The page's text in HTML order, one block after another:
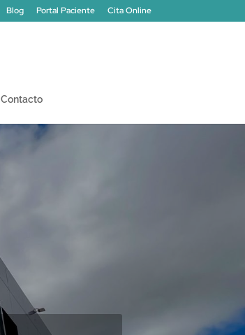
Blog Portal Paciente Cita Online
Contacto